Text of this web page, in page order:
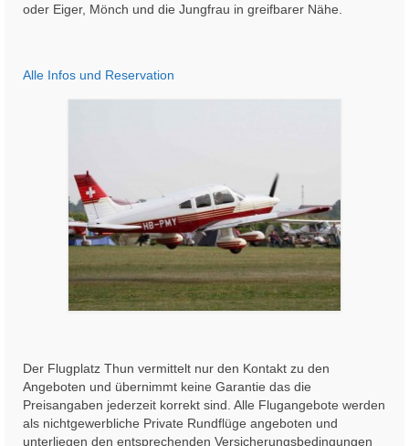
oder Eiger, Mönch und die Jungfrau in greifbarer Nähe.
Alle Infos und Reservation
Der Flugplatz Thun vermittelt nur den Kontakt zu den
Angeboten und übernimmt keine Garantie das die
Preisangaben jederzeit korrekt sind. Alle Flugangebote werden
als nichtgewerbliche Private Rundflüge angeboten und
unterliegen den entsprechenden Versicherungsbedingungen